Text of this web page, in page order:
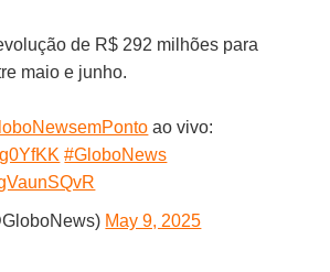
de R$ 292 milhões para
maio e junho.
ao vivo:
#GloboNews
May 9, 2025